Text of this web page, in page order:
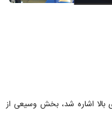
بالا اشاره شد، بخش وسیعی از